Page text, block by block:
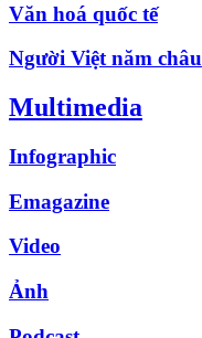
Văn hoá quốc tế
Người Việt năm châu
Multimedia
Infographic
Emagazine
Video
Ảnh